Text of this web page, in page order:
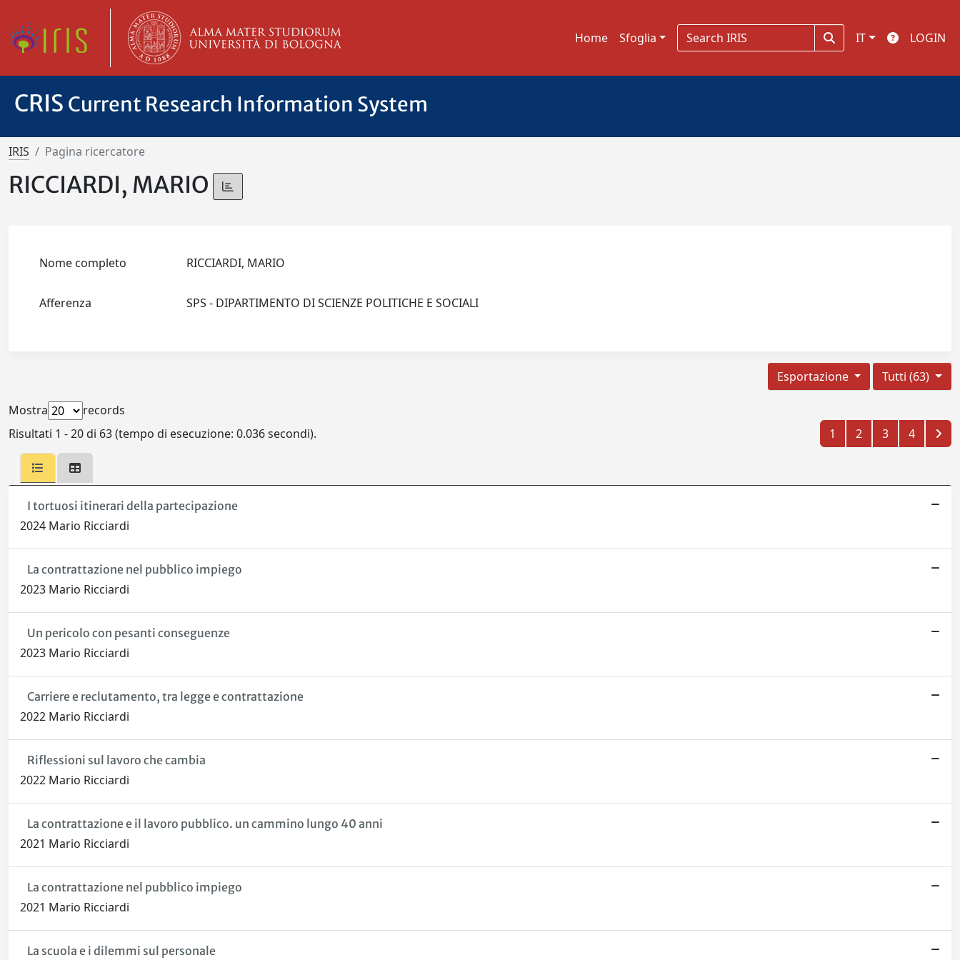
Home Sfoglia IT LOGIN
CRIS Current Research Information System
IRIS Pagina ricercatore
RICCIARDI, MARIO
Nome completo RICCIARDI, MARIO
Afferenza SPS - DIPARTIMENTO DI SCIENZE POLITICHE E SOCIALI
Tutti (63)
Esportazione
Mostra
records
Risultati 1 - 20 di 63 (tempo di esecuzione: 0.036 secondi).
1 2 3 4
I tortuosi itinerari della partecipazione
2024 Mario Ricciardi
La contrattazione nel pubblico impiego
2023 Mario Ricciardi
Un pericolo con pesanti conseguenze
2023 Mario Ricciardi
Carriere e reclutamento, tra legge e contrattazione
2022 Mario Ricciardi
Riflessioni sul lavoro che cambia
2022 Mario Ricciardi
La contrattazione e il lavoro pubblico. un cammino lungo 40 anni
2021 Mario Ricciardi
La contrattazione nel pubblico impiego
2021 Mario Ricciardi
La scuola e i dilemmi sul personale